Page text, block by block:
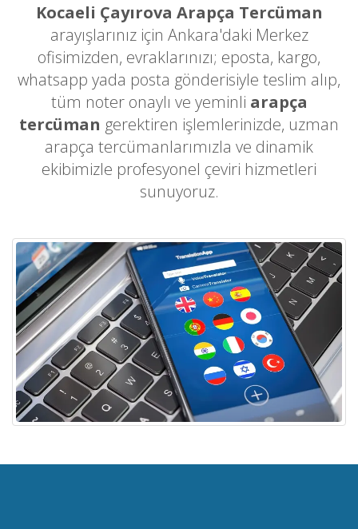
Kocaeli Çayırova Arapça Tercüman
arayışlarınız için Ankara'daki Merkez
ofisimizden, evraklarınızı; eposta, kargo,
whatsapp yada posta gönderisiyle teslim alıp,
tüm noter onaylı ve yeminli arapça
tercüman gerektiren işlemlerinizde, uzman
arapça tercümanlarımızla ve dinamik
ekibimizle profesyonel çeviri hizmetleri
sunuyoruz.